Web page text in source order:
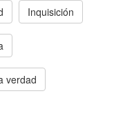
Inquisición
verdad